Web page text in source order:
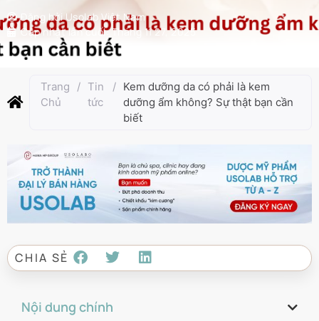
Đăng bởiUsolab Việt Nam
Cập nhật lần cuối:Tháng 11 27, 2025
Trang
Chủ
/ Tin
tức
/ Kem dưỡng da có phải là kem
dưỡng ẩm không? Sự thật bạn cần
biết
CHIA SẺ
Nội dung chính